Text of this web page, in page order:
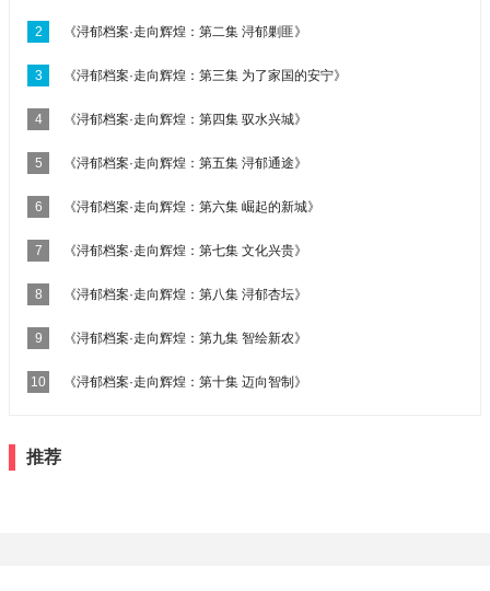
2 《浔郁档案·走向辉煌：第二集 浔郁剿匪》
3 《浔郁档案·走向辉煌：第三集 为了家国的安宁》
4 《浔郁档案·走向辉煌：第四集 驭水兴城》
5 《浔郁档案·走向辉煌：第五集 浔郁通途》
6 《浔郁档案·走向辉煌：第六集 崛起的新城》
7 《浔郁档案·走向辉煌：第七集 文化兴贵》
8 《浔郁档案·走向辉煌：第八集 浔郁杏坛》
9 《浔郁档案·走向辉煌：第九集 智绘新农》
10 《浔郁档案·走向辉煌：第十集 迈向智制》
推荐